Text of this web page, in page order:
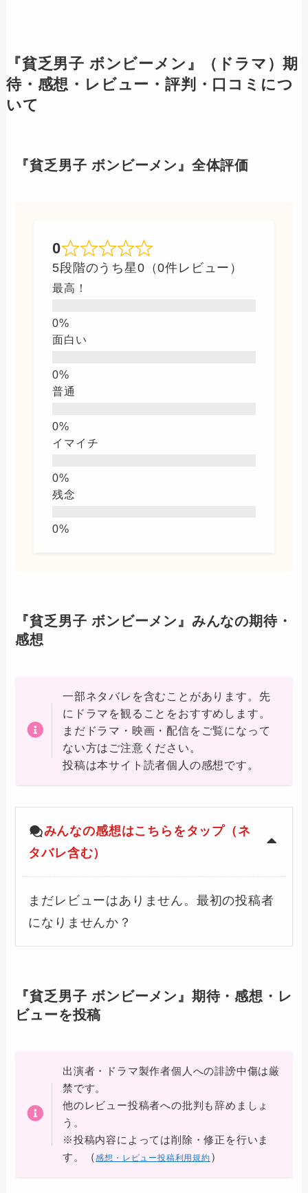
『貧乏男子 ボンビーメン』（ドラマ）期
待・感想・レビュー・評判・口コミにつ
いて
『貧乏男子 ボンビーメン』全体評価
0
5段階のうち星0（0件レビュー）
最高！
面白い
普通
イマイチ
残念
『貧乏男子 ボンビーメン』みんなの期待・
感想
一部ネタバレを含むことがあります。先
にドラマを観ることをおすすめします。
まだドラマ・映画・配信をご覧になって
ない方はご注意ください。
投稿は本サイト読者個人の感想です。
みんなの感想はこちらをタップ（ネ
タバレ含む）
まだレビューはありません。最初の投稿者
になりませんか？
『貧乏男子 ボンビーメン』期待・感想・レ
ビューを投稿
出演者・ドラマ製作者個人への誹謗中傷は厳
禁です。
他のレビュー投稿者への批判も辞めましょ
う。
※投稿内容によっては削除・修正を行いま
す。
（感想・レビュー投稿利用規約 ）